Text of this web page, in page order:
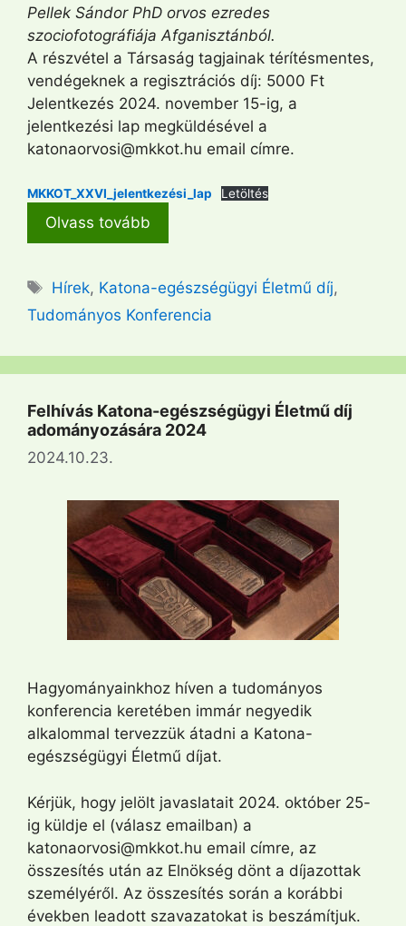
Pellek Sándor PhD orvos ezredes
szociofotográfiája Afganisztánból.
A részvétel a Társaság tagjainak térítésmentes,
vendégeknek a regisztrációs díj: 5000 Ft
Jelentkezés 2024. november 15-ig, a
jelentkezési lap megküldésével a
katonaorvosi@mkkot.hu email címre.
MKKOT_XXVI_jelentkezési_lap Letöltés
Olvass tovább
Címkék
Hírek, Katona-egészségügyi Életmű díj,
Tudományos Konferencia
Felhívás Katona-egészségügyi Életmű díj
adományozására 2024
2024.10.23.
Hagyományainkhoz híven a tudományos
konferencia keretében immár negyedik
alkalommal tervezzük átadni a Katona-
egészségügyi Életmű díjat.
Kérjük, hogy jelölt javaslatait 2024. október 25-
ig küldje el (válasz emailban) a
katonaorvosi@mkkot.hu email címre, az
összesítés után az Elnökség dönt a díjazottak
személyéről. Az összesítés során a korábbi
években leadott szavazatokat is beszámítjuk.